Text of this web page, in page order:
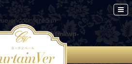
encountered in
public_html/wp-
on line 86